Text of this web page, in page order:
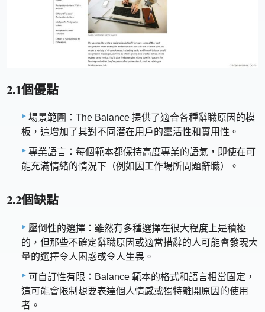
2.1個優點
場景範圍：The Balance 提供了適合各種辭職原因的模
板，這增加了其對不同潛在用戶的靈活性和實用性。
專業語言：每個範本都保持高度專業的語氣，即使在可
能充滿情緒的情況下（例如因工作場所問題辭職）。
2.2個缺點
壓倒性的選擇：雖然有多種選擇在很大程度上是積極
的，但那些不確定辭職原因或適當措辭的人可能會發現大
量的選擇令人困惑或令人生畏。
可自訂性有限：Balance 範本的格式和語言相當固定，
這可能會限制想要表達個人情感或獨特離開原因的使用
者。